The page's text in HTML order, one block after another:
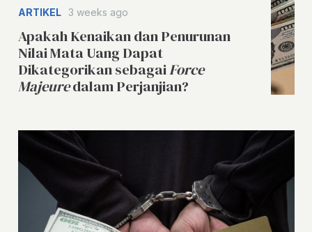
ARTIKEL 3 weeks ago
Apakah Kenaikan dan Penurunan
Nilai Mata Uang Dapat
Dikategorikan sebagaiForce
Majeuredalam Perjanjian?